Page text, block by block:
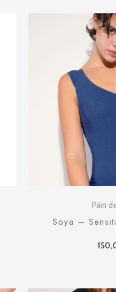
Pain
Soya –